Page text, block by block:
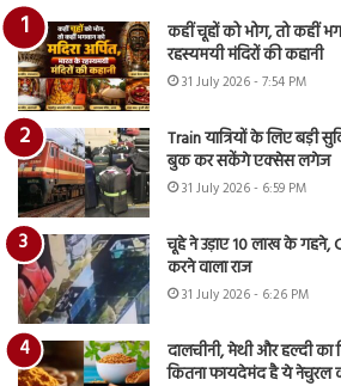
कहीं चूहों को भोग, तो कहीं
रहस्यमयी मंदिरों की कहानी
31 July 2026 - 7:54 PM
Train यात्रियों के लिए बड़ी
बुक कर सकेंगे एक्सेस लगेज
31 July 2026 - 6:59 PM
चूहे ने उड़ाए 10 लाख के गहने,
करने वाला राज
31 July 2026 - 6:26 PM
दालचीनी, मेथी और हल्दी
कितना फायदेमंद है ये नेचुरल